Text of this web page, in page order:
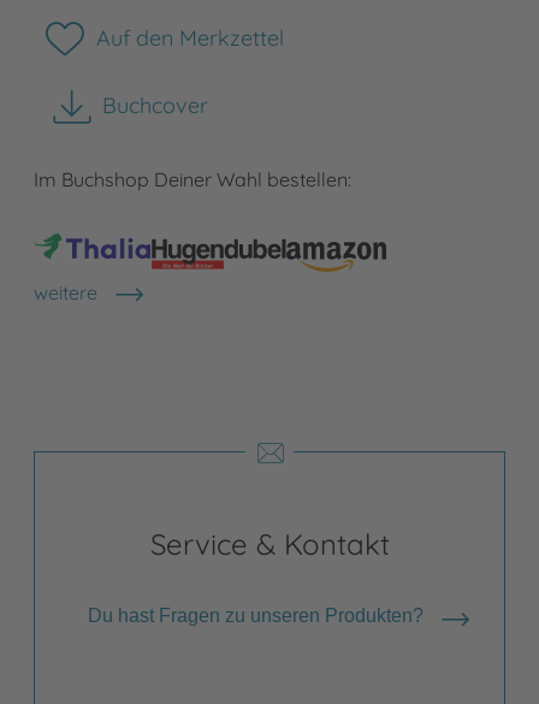
Auf den Merkzettel
Buchcover
herunterladen
Im Buchshop Deiner Wahl bestellen:
weitere
Shops anzeigen
Service & Kontakt
Du hast Fragen zu unseren Produkten?